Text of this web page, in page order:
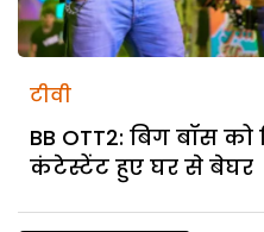
टीवी
BB OTT2: बिग बॉस
कंटेस्टेंट हुए घर से बेघर